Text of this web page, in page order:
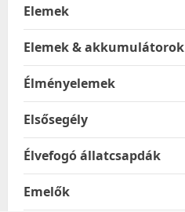
Elemek
Elemek & akkumulátorok
Élményelemek
Elsősegély
Élvefogó állatcsapdák
Emelők